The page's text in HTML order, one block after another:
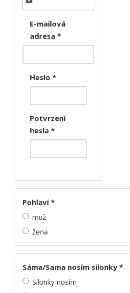
E-mailová
adresa *
Heslo *
Potvrzení
hesla *
Pohlaví*
muž
žena
Sáma/Sama nosím silonky *
Silonky nosím